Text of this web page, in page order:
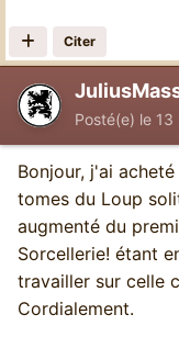
Citer
Posté(e) le
Bonjour, j'ai
tomes du Loup
augmenté du
Sorcellerie! étant
travailler sur celle
Cordialement.